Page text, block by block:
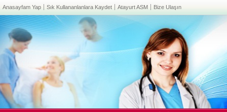
Anasayfam Yap Sık Kullananlanlara Kaydet Atayurt ASM Bize Ulaşın